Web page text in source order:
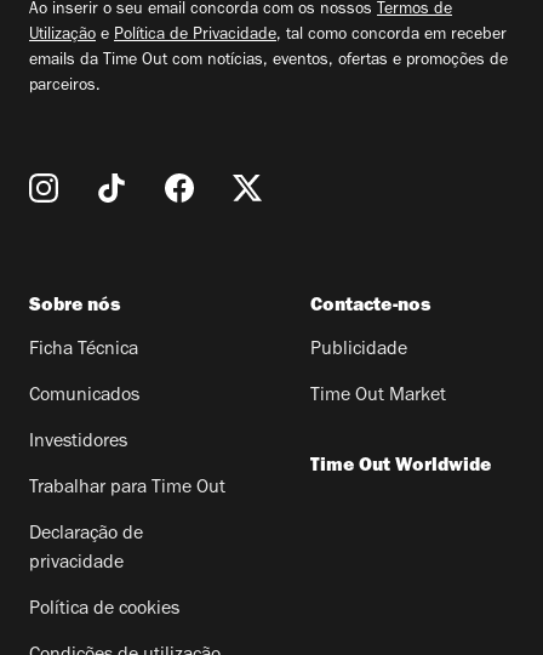
Ao inserir o seu email concorda com os nossos Termos de
Utilização e Política de Privacidade, tal como concorda em receber
emails da Time Out com notícias, eventos, ofertas e promoções de
parceiros.
Sobre nós
Ficha Técnica
Comunicados
Investidores
Trabalhar para Time Out
Declaração de
privacidade
Política de cookies
Contacte-nos
Publicidade
Time Out Market
Time Out Worldwide